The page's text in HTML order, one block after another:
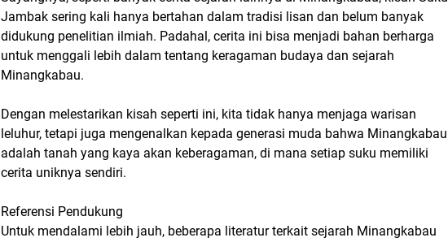
Jambak sering kali hanya bertahan dalam tradisi lisan dan belum banyak
didukung penelitian ilmiah. Padahal, cerita ini bisa menjadi bahan berharga
untuk menggali lebih dalam tentang keragaman budaya dan sejarah
Minangkabau.
Dengan melestarikan kisah seperti ini, kita tidak hanya menjaga warisan
leluhur, tetapi juga mengenalkan kepada generasi muda bahwa Minangkabau
adalah tanah yang kaya akan keberagaman, di mana setiap suku memiliki
cerita uniknya sendiri.
Referensi Pendukung
Untuk mendalami lebih jauh, beberapa literatur terkait sejarah Minangkabau